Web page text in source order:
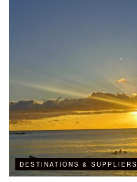
DESTINATIONS & SUPPLIERS